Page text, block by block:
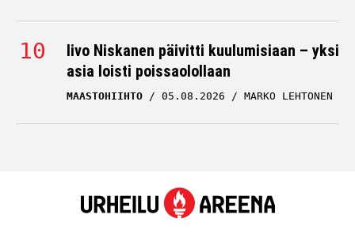
Iivo Niskanen päivitti kuulumisiaan – yksi
asia loisti poissaolollaan
MAASTOHIIHTO 05.08.2026 MARKO LEHTONEN